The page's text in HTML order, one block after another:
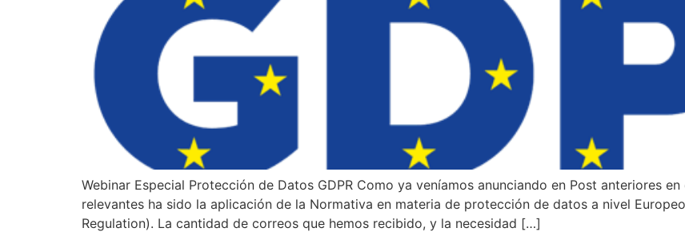
Webinar Especial Protección de Datos GDPR Como ya veníamos anunciando en Post anteriores
relevantes ha sido la aplicación de la Normativa en materia de protección de datos a nivel
Regulation). La cantidad de correos que hemos recibido, y la necesidad […]